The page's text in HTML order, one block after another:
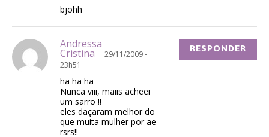
bjohh
Andressa
Cristina
29/11/2009 -
23h51
ha ha ha
Nunca viii, maiis acheei
um sarro !!
eles daçaram melhor do
que muita mulher por ae
rsrs!!
RESPONDER